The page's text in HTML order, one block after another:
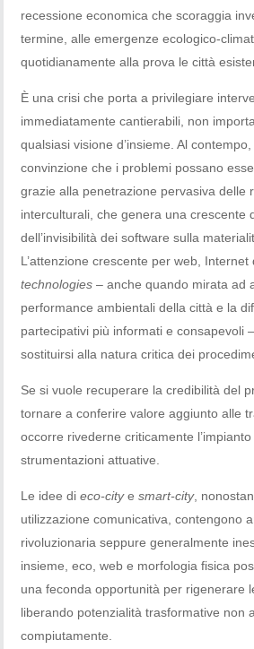
recessione economica che scoraggia
termine, alle emergenze ecologico-
quotidianamente alla prova le città
È una crisi che porta a privilegiare
immediatamente cantierabili, non
qualsiasi visione d’insieme. Al
convinzione che i problemi possano
grazie alla penetrazione pervasiva delle
interculturali, che genera una crescente
dell’invisibilità dei software sulla
L’attenzione crescente per web,
technologies – anche quando mirata ad
performance ambientali della città e la
partecipativi più informati e consapevoli
sostituirsi alla natura critica dei
Se si vuole recuperare la credibilità del
tornare a conferire valore aggiunto alle
occorre rivederne criticamente
strumentazioni attuative.
Le idee dieco-cityesmart-city,
utilizzazione comunicativa, contengono
rivoluzionaria seppure generalmente
insieme, eco, web e morfologia fisica
una feconda opportunità per rigenerare
liberando potenzialità trasformative non
compiutamente.